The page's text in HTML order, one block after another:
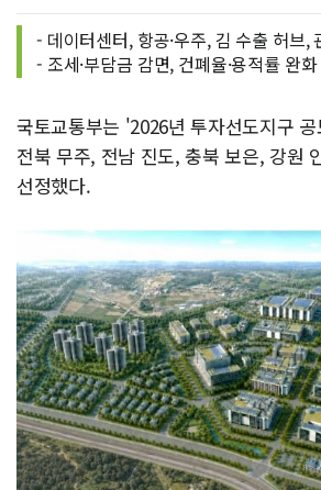
- 데이터센터, 항공·우주, 김 수출 허브,
- 조세·부담금 감면, 건폐율·용적률 완
국토교통부는 '2026년 투자선도지구
전북 무주, 전남 진도, 충북 보은, 강원
선정했다.